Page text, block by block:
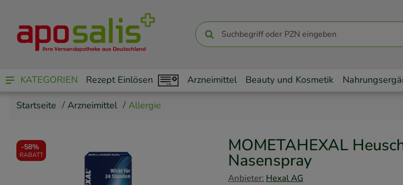
KATEGORIEN Rezept Einlösen Arzneimittel Beauty und Kosmetik
Startseite Arzneimittel Allergie
-58%
RABATT MOMETAHEXAL
Nasenspray
Anbieter: Hexal AG